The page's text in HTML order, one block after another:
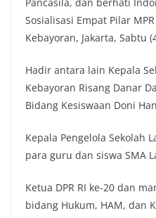
Pancasila, dan berhati
Sosialisasi Empat Pilar
Kebayoran, Jakarta, Sabtu
Hadir antara lain Kepala
Kebayoran Risang Danar
Bidang Kesiswaan Doni
Kepala Pengelola Sekolah
para guru dan siswa SMA
Ketua DPR RI ke-20 dan
bidang Hukum, HAM, dan